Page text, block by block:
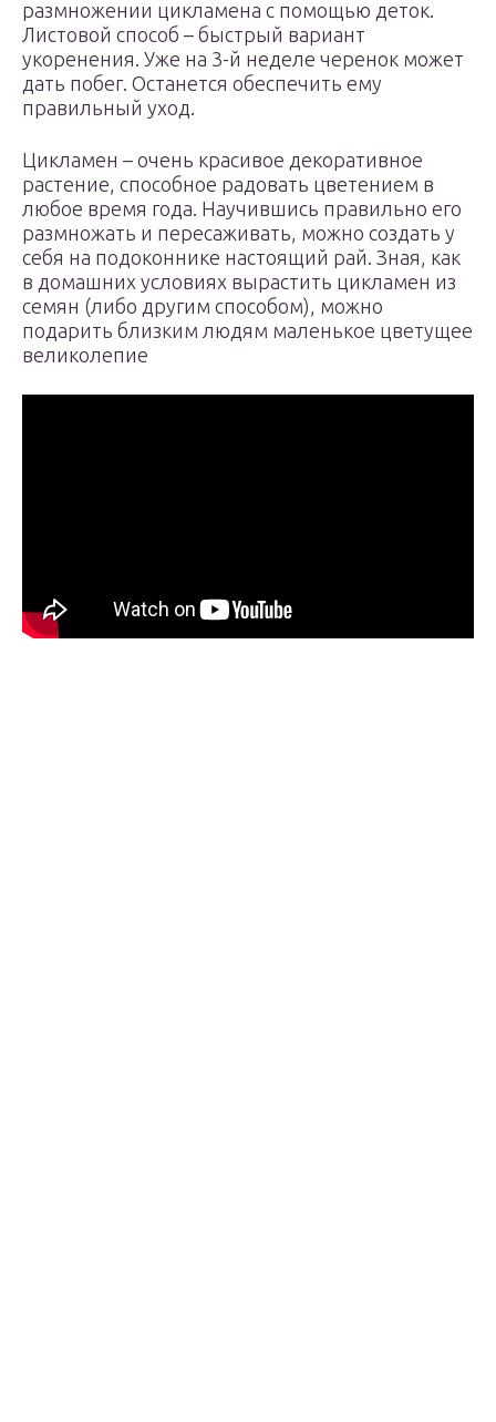
размножении цикламена с помощью деток.
Листовой способ – быстрый вариант
укоренения. Уже на 3-й неделе черенок может
дать побег. Останется обеспечить ему
правильный уход.
Цикламен – очень красивое декоративное
растение, способное радовать цветением в
любое время года. Научившись правильно его
размножать и пересаживать, можно создать у
себя на подоконнике настоящий рай. Зная, как
в домашних условиях вырастить цикламен из
семян (либо другим способом), можно
подарить близким людям маленькое цветущее
великолепие